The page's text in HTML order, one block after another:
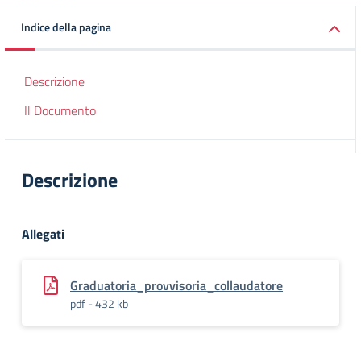
Indice della pagina
Descrizione
Il Documento
Descrizione
Allegati
Graduatoria_provvisoria_collaudatore
pdf - 432 kb